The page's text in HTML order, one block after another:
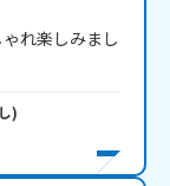
れ楽しみまし
)